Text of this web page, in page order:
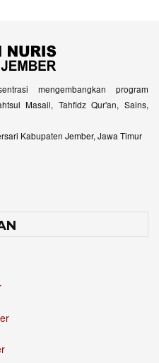
mengembangkan program
Masail, Tahfidz Qur'an, Sains,
Kabupaten Jember, Jawa Timur